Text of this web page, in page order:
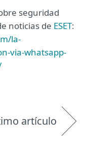
seguridad
noticias de ESET:
la-
via-whatsapp-
artículo